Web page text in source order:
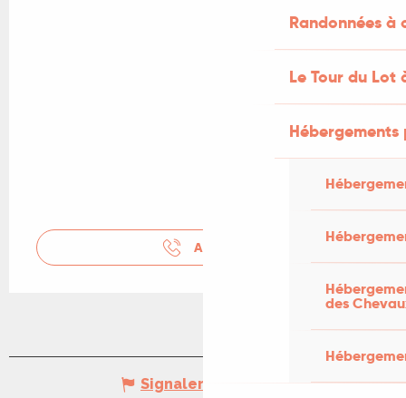
Randonnées
Le Tour du Lot
des
APPELER
Signaler une erreur